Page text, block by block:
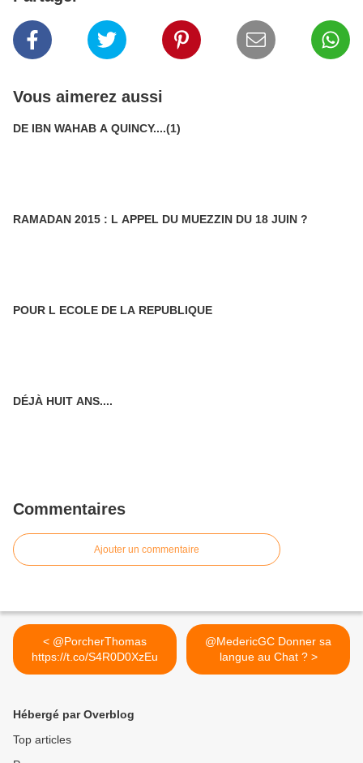
Vous aimerez aussi
DE IBN WAHAB A QUINCY....(1)
RAMADAN 2015 : L APPEL DU MUEZZIN DU 18 JUIN ?
POUR L ECOLE DE LA REPUBLIQUE
DÉJÀ HUIT ANS....
Commentaires
Ajouter un commentaire
< @PorcherThomas
https://t.co/S4R0D0XzEu
@MedericGC Donner sa
langue au Chat ? >
Hébergé par Overblog
Top articles